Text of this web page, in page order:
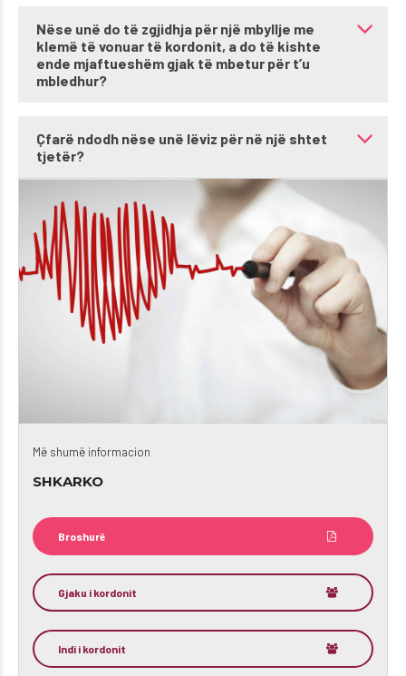
Nëse unë do të zgjidhja për një mbyllje me
klemë të vonuar të kordonit, a do të kishte
ende mjaftueshëm gjak të mbetur për t’u
mbledhur?
Çfarë ndodh nëse unë lëviz për në një shtet
tjetër?
Më shumë informacion
SHKARKO
Broshurë
Gjaku i kordonit
Indi i kordonit